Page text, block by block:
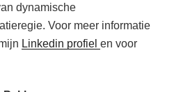
dynamische
Voor meer informatie
Linkedin profiel en voor